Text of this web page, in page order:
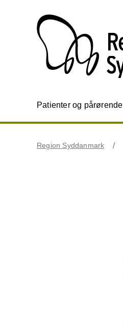
Patienter og pårørende
Region Syddanmark